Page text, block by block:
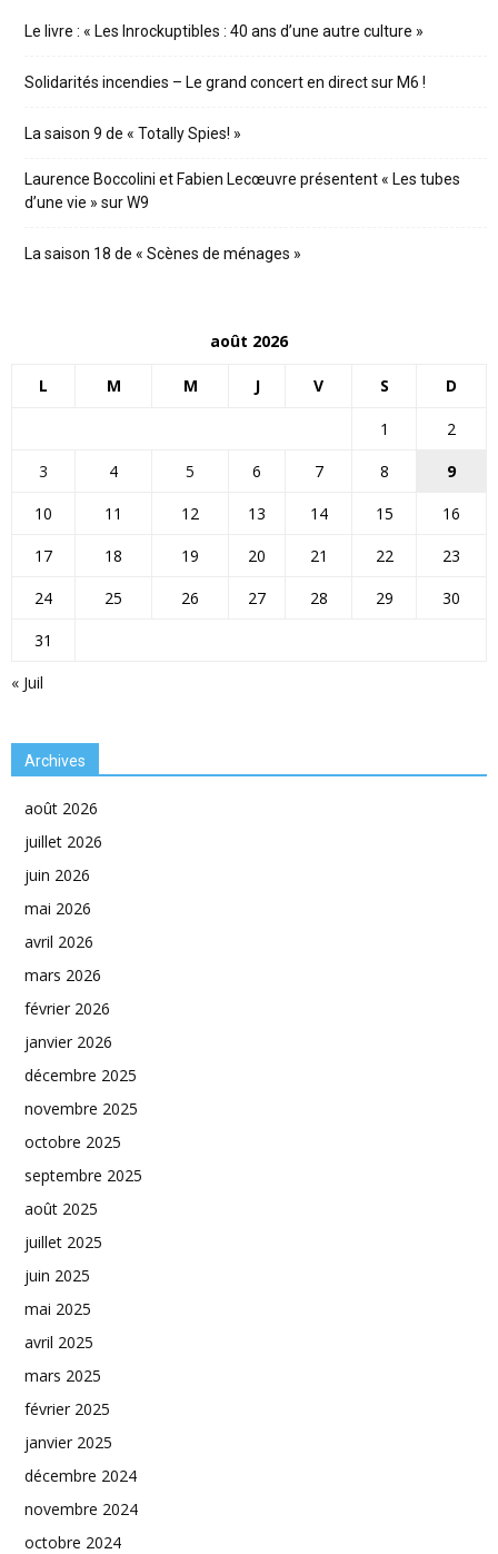
Le livre : « Les Inrockuptibles : 40 ans d’une autre culture »
Solidarités incendies – Le grand concert en direct sur M6 !
La saison 9 de « Totally Spies! »
Laurence Boccolini et Fabien Lecœuvre présentent « Les tubes
d’une vie » sur W9
La saison 18 de « Scènes de ménages »
août 2026
L M M J V S D
« Juil
1
2
3
4 5 6 7 8
9
10
11 12 13 14 15
16
17
18 19 20 21 22
23
24
25 26 27 28 29
30
31
Archives
août 2026
juillet 2026
juin 2026
mai 2026
avril 2026
mars 2026
février 2026
janvier 2026
décembre 2025
novembre 2025
octobre 2025
septembre 2025
août 2025
juillet 2025
juin 2025
mai 2025
avril 2025
mars 2025
février 2025
janvier 2025
décembre 2024
novembre 2024
octobre 2024